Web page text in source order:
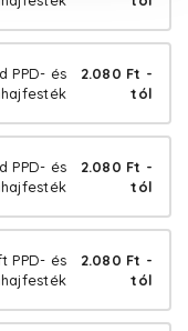
PPD- és
2.080 Ft -
tól
PPD- és
2.080 Ft -
tól
PPD- és
2.080 Ft -
tól